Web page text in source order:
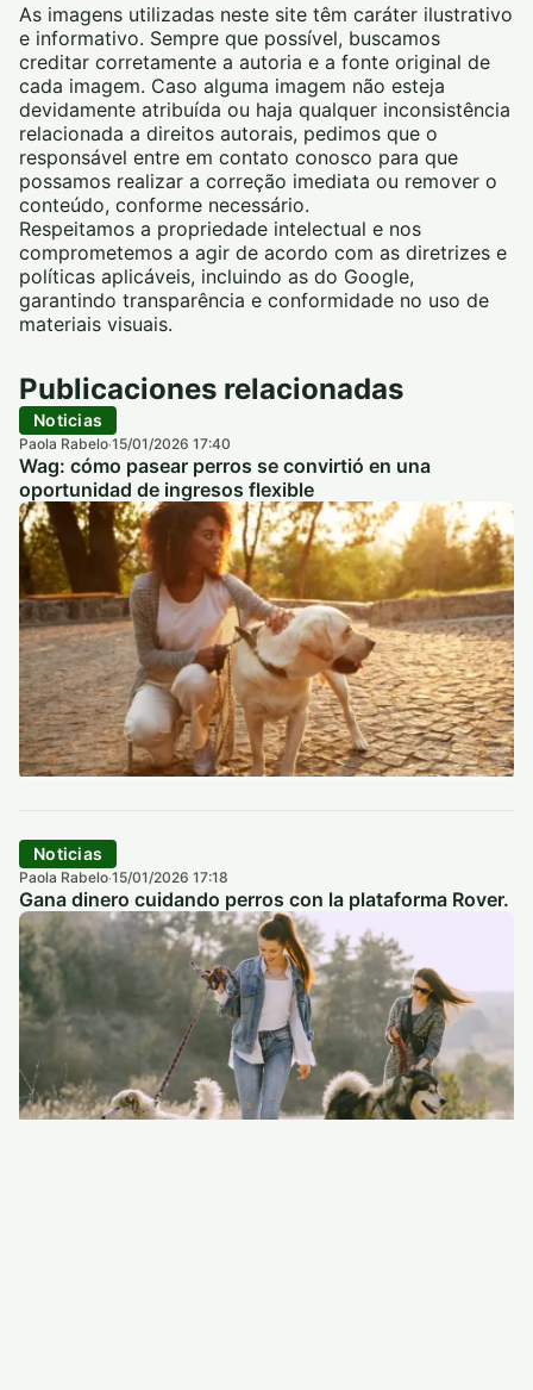
As imagens utilizadas neste site têm caráter ilustrativo
e informativo. Sempre que possível, buscamos
creditar corretamente a autoria e a fonte original de
cada imagem. Caso alguma imagem não esteja
devidamente atribuída ou haja qualquer inconsistência
relacionada a direitos autorais, pedimos que o
responsável entre em contato conosco para que
possamos realizar a correção imediata ou remover o
conteúdo, conforme necessário.
Respeitamos a propriedade intelectual e nos
comprometemos a agir de acordo com as diretrizes e
políticas aplicáveis, incluindo as do Google,
garantindo transparência e conformidade no uso de
materiais visuais.
Publicaciones relacionadas
Noticias
Paola Rabelo·15/01/2026 17:40
Wag: cómo pasear perros se convirtió en una
oportunidad de ingresos flexible
Noticias
Paola Rabelo·15/01/2026 17:18
Gana dinero cuidando perros con la plataforma Rover.